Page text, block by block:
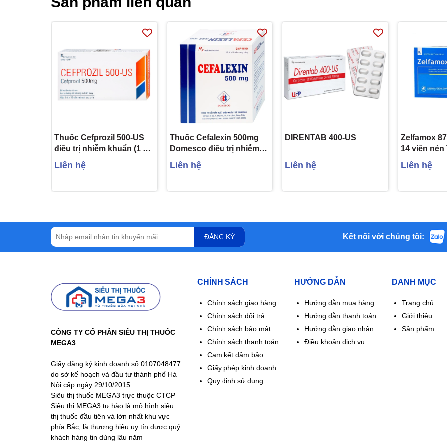
Thuốc Cefprozil 500-US
điều trị nhiễm khuẩn (1 vỉ
x 10 viên)
Liên hệ
Thuốc Cefalexin 500mg
Domesco điều trị nhiễm
khuẩn (10 vỉ x 10 viên)
Liên hệ
DIRENTAB 400-US
Liên hệ
Zelfamox
14 viên nén
Pharbaco
Liên hệ
ĐĂNG KÝ Kết nối với chúng tôi:
CÔNG TY CỔ PHẦN SIÊU THỊ THUỐC
MEGA3
Giấy đăng ký kinh doanh số 0107048477
do sở kế hoạch và đầu tư thành phố Hà
Nội cấp ngày 29/10/2015
Siêu thị thuốc MEGA3 trực thuộc CTCP
Siêu thị MEGA3 tự hào là mô hình siêu
thị thuốc đầu tiên và lớn nhất khu vực
phía Bắc, là thương hiệu uy tín được quý
khách hàng tin dùng lâu năm
CHÍNH SÁCH
Chính sách giao hàng
Chính sách đổi trả
Chính sách bảo mật
Chính sách thanh toán
Cam kết đảm bảo
Giấy phép kinh doanh
Quy định sử dụng
HƯỚNG DẪN
Hướng dẫn mua hàng
Hướng dẫn thanh toán
Hướng dẫn giao nhận
Điều khoản dịch vụ
DANH MỤC
Trang chủ
Giới thiệu
Sản phẩm